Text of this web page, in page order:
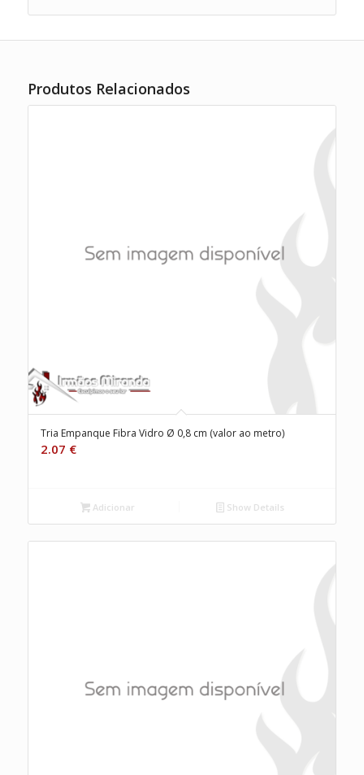
Produtos Relacionados
Tria Empanque Fibra Vidro Ø 0,8 cm (valor ao metro)
2.07 €
Adicionar Show Details